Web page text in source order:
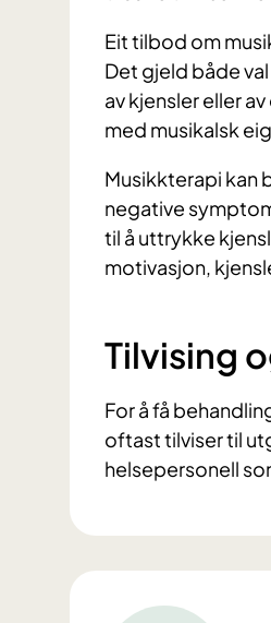
Eit tilbod om
Det gjeld både
av kjensler eller
med musikalsk
Musikkterapi kan
negative
til å uttrykke
motivasjon,
Tilvising
For å få
oftast tilviser til
helsepersonell